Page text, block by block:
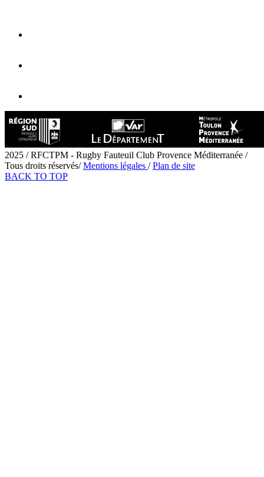
2025 / RFCTPM - Rugby Fauteuil Club Provence Méditerranée /
Tous droits réservés/Mentions légales /Plan de site
BACK TO TOP